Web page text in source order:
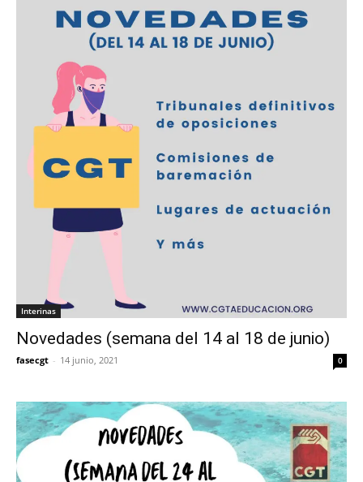
Interinas
Novedades (semana del 14 al 18 de junio)
fasecgt - 14 junio, 2021 0